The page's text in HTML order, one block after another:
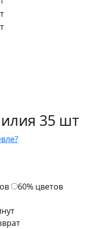
35 шт
60% цветов